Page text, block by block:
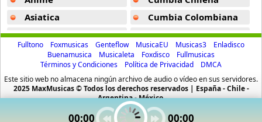
Blondie
10 músicas online
13 músicas online
Bon Jovi
00:00 00:00
Asiatica
Atevip
Bachatas
Baladas
Baladas De Oro
Cumbia Colombiana
Cumbia Ecuatoriana
Cumbia Mexicana
Cumbia Pop
Cumbia Surena
Cumbias
Fulltono Foxmusicas Genteflow MusicaEU Musicas3
Enladisco
Buenamusica
Musicaleta Foxdisco
Fullmusicas
Términos y Condiciones
Política de Privacidad
DMCA
Este sitio web no almacena ningún archivo de audio o vídeo en sus servidores.
2025 MaxMusicas © Todos los derechos reservados | España - Chile -
Argentina - México.